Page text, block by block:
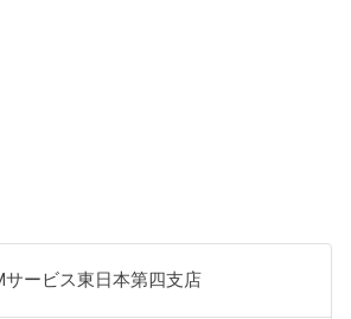
サービス東日本第四支店